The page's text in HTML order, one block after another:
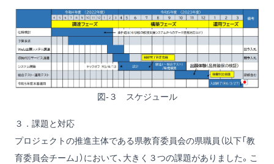
図-３ スケジュール
３．課題と対応
プロジェクトの推進主体である県教育委員会の県職員（以下「教
育委員会チーム」）において、大きく３つの課題がありました。こ